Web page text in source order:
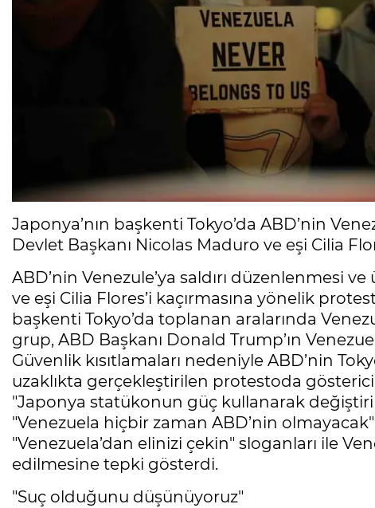
Japonya’nın başkenti Tokyo’da ABD’nin
Devlet Başkanı Nicolas Maduro ve eşi Cilia
ABD’nin Venezule’ya saldırı düzenlenmesi
ve eşi Cilia Flores’i kaçırmasına yönelik
başkenti Tokyo’da toplanan aralarında
grup, ABD Başkanı Donald Trump’ın
Güvenlik kısıtlamaları nedeniyle ABD’nin
uzaklıkta gerçekleştirilen protestoda
"Japonya statükonun güç kullanarak
"Venezuela hiçbir zaman ABD’nin olmayacak"
"Venezuela’dan elinizi çekin" sloganları ile
edilmesine tepki gösterdi.
"Suç olduğunu düşünüyoruz"